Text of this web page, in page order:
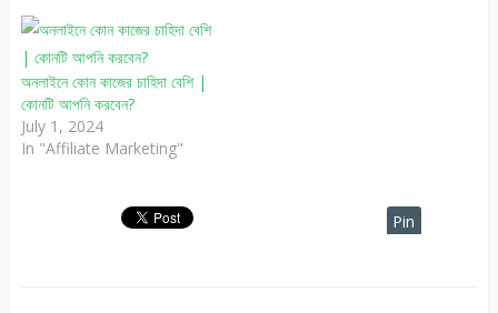
অনলাইনে কোন কাজের চাহিদা বেশি |
কোনটি আপনি করবেন?
July 1, 2024
In "Affiliate Marketing"
Pin